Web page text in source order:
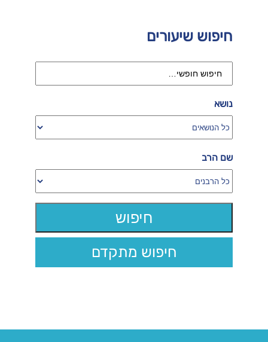
חיפוש שיעורים
נושא
שם הרב
חיפוש מתקדם